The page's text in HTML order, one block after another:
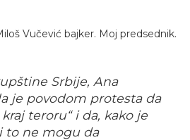
Vučević bajker. Moj predsednik.
Srbije, Ana
je povodom protesta da
kraj teroru“ i da, kako je
to ne mogu da